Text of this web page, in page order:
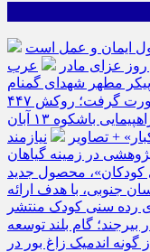
ایمان و عمل است
روز عزای مادر
عرب
پیکر مطهر شهدای گمنام
ازابتدای سالجاری صورت گرفت؛ روکش ۴۴۷
راهپیمایی باشکوه ۱۳ آبان
+ تصاویر
نیازمند
در زمینه گیاهان
کودکان»، محصول جدید
جنوبی، با هدف ارائه
رده سنی کودک منتشر
بیرجند؛ گام بلند توسعه
گونه اندمیک زاغ بور در